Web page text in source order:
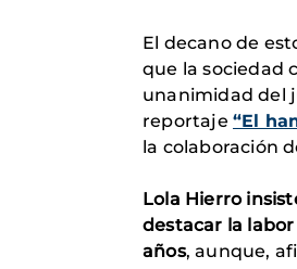
El decano de
que la sociedad
unanimidad del
reportaje “El
la colaboración
Lola Hierro
destacar la labor
años, aunque,